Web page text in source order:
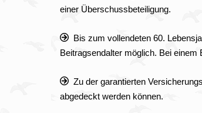
einer Überschussbeteiligung.
Bis zum vollendeten 60.
Beitragsendalter möglich. Bei
Zu der garantierten
abgedeckt werden können.